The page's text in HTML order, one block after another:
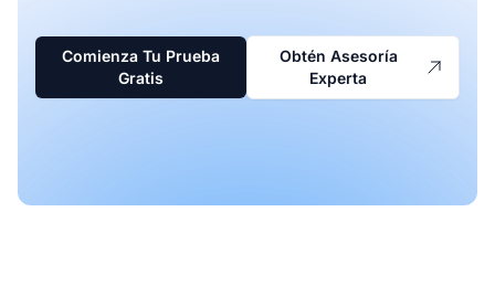
Comienza Tu Prueba
Gratis
Obtén Asesoría
Experta